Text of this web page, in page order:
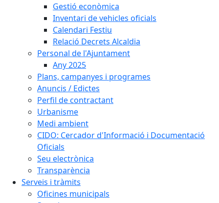
Gestió econòmica
Inventari de vehicles oficials
Calendari Festiu
Relació Decrets Alcaldia
Personal de l'Ajuntament
Any 2025
Plans, campanyes i programes
Anuncis / Edictes
Perfil de contractant
Urbanisme
Medi ambient
CIDO: Cercador d'Informació i Documentació
Oficials
Seu electrònica
Transparència
Serveis i tràmits
Oficines municipals